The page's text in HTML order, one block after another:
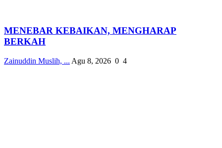
MENEBAR KEBAIKAN, MENGHARAP
BERKAH
Zainuddin Muslih, ... Agu 8, 2026 0 4